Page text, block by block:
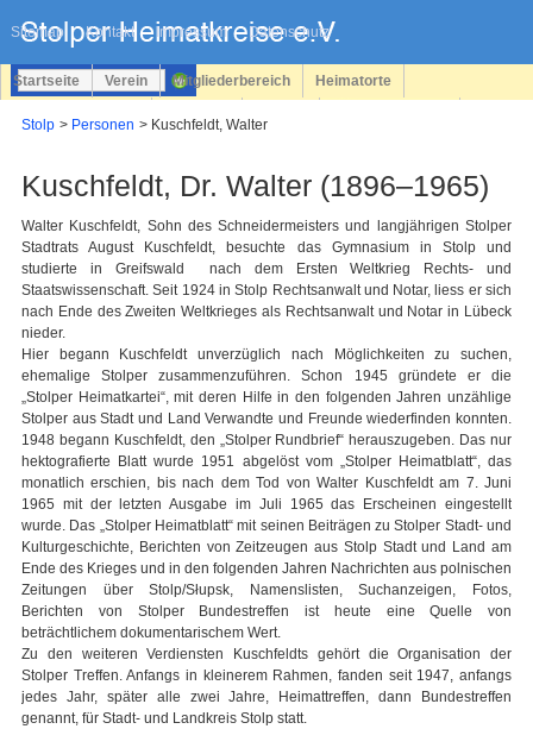
Sitemap Kontakt Impressum Datenschutz
überspringen
Startseite Verein Mitgliederbereich Heimatorte
Stolp Personen Kuschfeldt, Walter
Kuschfeldt, Dr. Walter (1896–1965)
Walter Kuschfeldt, Sohn des Schneidermeisters und langjährigen Stolper
Stadtrats August Kuschfeldt, besuchte das Gymnasium in Stolp und
studierte in Greifswald nach dem Ersten Weltkrieg Rechts- und
Staatswissenschaft. Seit 1924 in Stolp Rechtsanwalt und Notar, liess er sich
nach Ende des Zweiten Weltkrieges als Rechtsanwalt und Notar in Lübeck
nieder.
Hier begann Kuschfeldt unverzüglich nach Möglichkeiten zu suchen,
ehemalige Stolper zusammenzuführen. Schon 1945 gründete er die
„Stolper Heimatkartei“, mit deren Hilfe in den folgenden Jahren unzählige
Stolper aus Stadt und Land Verwandte und Freunde wiederfinden konnten.
1948 begann Kuschfeldt, den „Stolper Rundbrief“ herauszugeben. Das nur
hektografierte Blatt wurde 1951 abgelöst vom „Stolper Heimatblatt“, das
monatlich erschien, bis nach dem Tod von Walter Kuschfeldt am 7. Juni
1965 mit der letzten Ausgabe im Juli 1965 das Erscheinen eingestellt
wurde. Das „Stolper Heimatblatt“ mit seinen Beiträgen zu Stolper Stadt- und
Kulturgeschichte, Berichten von Zeitzeugen aus Stolp Stadt und Land am
Ende des Krieges und in den folgenden Jahren Nachrichten aus polnischen
Zeitungen über Stolp/Słupsk, Namenslisten, Suchanzeigen, Fotos,
Berichten von Stolper Bundestreffen ist heute eine Quelle von
beträchtlichem dokumentarischem Wert.
Zu den weiteren Verdiensten Kuschfeldts gehört die Organisation der
Stolper Treffen. Anfangs in kleinerem Rahmen, fanden seit 1947, anfangs
jedes Jahr, später alle zwei Jahre, Heimattreffen, dann Bundestreffen
genannt, für Stadt- und Landkreis Stolp statt.